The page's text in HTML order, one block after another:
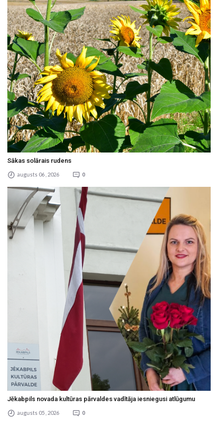
Sākas solārais rudens
augusts 06 , 2026 0
Jēkabpils novada kultūras pārvaldes vadītāja iesniegusi atlūgumu
augusts 05 , 2026 0